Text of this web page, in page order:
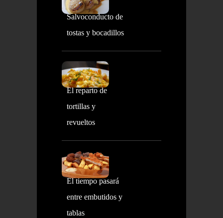
Salvoconducto de
tostas y bocadillos
El reparto de
tortillas y
revueltos
El tiempo pasará
entre embutidos y
tablas